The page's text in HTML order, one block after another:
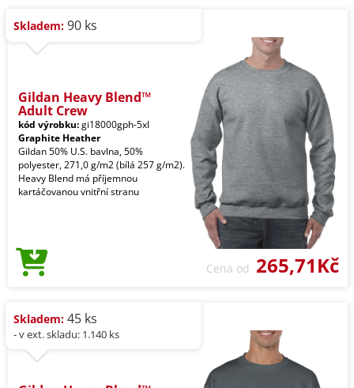
Skladem: 90 ks
Gildan Heavy Blend™
Adult Crew
kód výrobku:gi18000gph-5xl
Graphite Heather
Gildan 50% U.S. bavlna, 50%
polyester, 271,0 g/m2 (bílá 257 g/m2).
Heavy Blend má příjemnou
kartáčovanou vnitřní stranu
Cena od 265,71Kč
Skladem: 45 ks
- v ext. skladu: 1.140 ks